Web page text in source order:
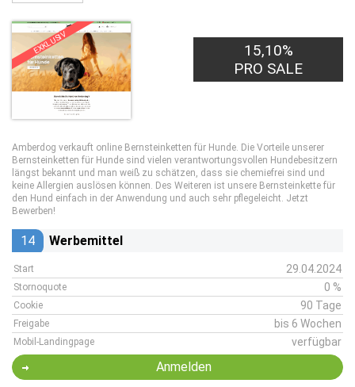
EXKLUSIV
15,10%
PRO SALE
Amberdog verkauft online Bernsteinketten für Hunde. Die Vorteile unserer
Bernsteinketten für Hunde sind vielen verantwortungsvollen Hundebesitzern
längst bekannt und man weiß zu schätzen, dass sie chemiefrei sind und
keine Allergien auslösen können. Des Weiteren ist unsere Bernsteinkette für
den Hund einfach in der Anwendung und auch sehr pflegeleicht. Jetzt
Bewerben!
14 Werbemittel
Start 29.04.2024
Stornoquote 0 %
Cookie 90 Tage
Freigabe bis 6 Wochen
Mobil-Landingpage verfügbar
Anmelden